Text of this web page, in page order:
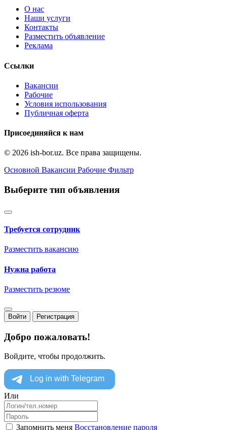
О нас
Наши услуги
Контакты
Разместить объявление
Реклама
Ссылки
Вакансии
Рабочие
Условия использования
Публичная оферта
Присоединяйся к нам
© 2026 ish-bor.uz. Все права защищены.
Основной Вакансии Рабочие Фильтр
Выберите тип объявления
Требуется сотрудник
Разместить вакансию
Нужна работа
Разместить резюме
Войти Регистрация
Добро пожаловать!
Войдите, чтобы продолжить.
Или
Запомнить меня Восстановление пароля